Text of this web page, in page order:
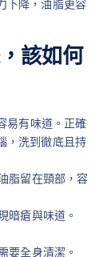
下降，油脂更容
該如何
易有味道。正確
，洗到徹底且持
脂留在頸部，容
暗瘡與味道。
要全身清潔。